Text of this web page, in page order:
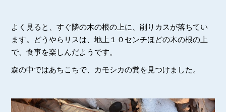
よく見ると、すぐ隣の木の根の上に、削りカスが落ちてい
ます。どうやらリスは、地上１０センチほどの木の根の上
で、食事を楽しんだようです。
森の中ではあちこちで、カモシカの糞を見つけました。